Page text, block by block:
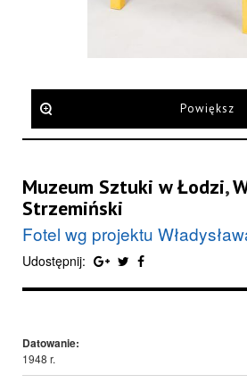
Powiększ
Muzeum Sztuki w Łodzi,
Strzemiński
Fotel wg projektu
Udostępnij:
Datowanie:
1948 r.